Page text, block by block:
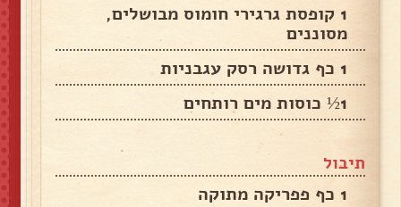
1 קופסת גרגירי חומוס מבושלים,
מסוננים
1 כף גדושה רסק עגבניות
1½ כוסות מים רותחים
תיבול
1 כף פפריקה מתוקה